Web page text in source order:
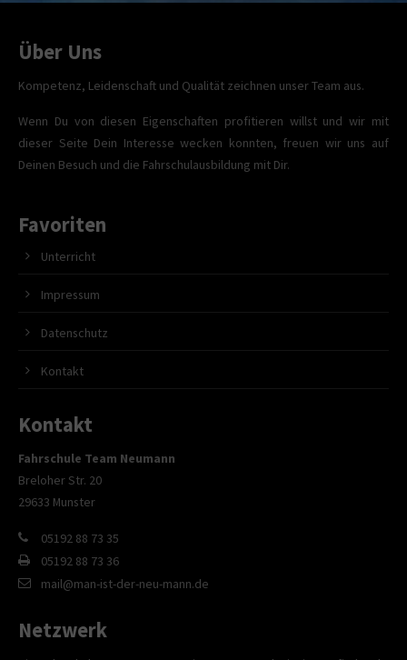
Über Uns
Kompetenz, Leidenschaft und Qualität zeichnen unser Team aus.
Wenn Du von diesen Eigenschaften profitieren willst und wir mit
dieser Seite Dein Interesse wecken konnten, freuen wir uns auf
Deinen Besuch und die Fahrschulausbildung mit Dir.
Favoriten
Unterricht
Impressum
Datenschutz
Kontakt
Kontakt
Fahrschule Team Neumann
Breloher Str. 20
29633 Munster
05192 88 73 35
05192 88 73 36
mail@man-ist-der-neu-mann.de
Netzwerk